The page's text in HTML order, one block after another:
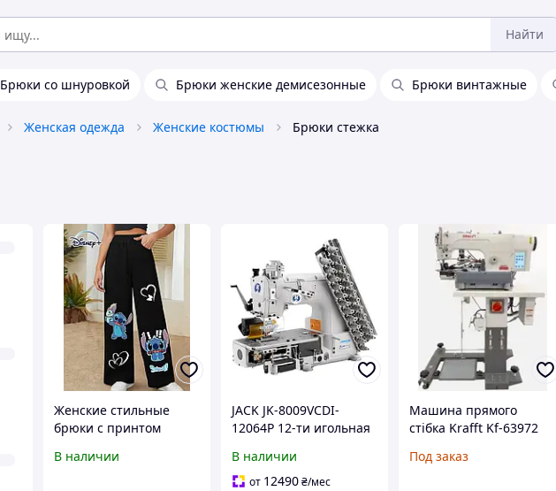
Найти
Брюки со шнуровкой Брюки женские демисезонные Брюки винтажные
Женская одежда Женские костюмы Брюки стежка
Женские стильные
брюки с принтом
В наличии
JACK JK-8009VCDI-
12064P 12-ти игольная
стежка с пулером для
шитья резинки в пояс
В наличии
от 12490₴/мес
Машина прямого
стібка Krafft Kf-63972
штанів і варіант
Под заказ